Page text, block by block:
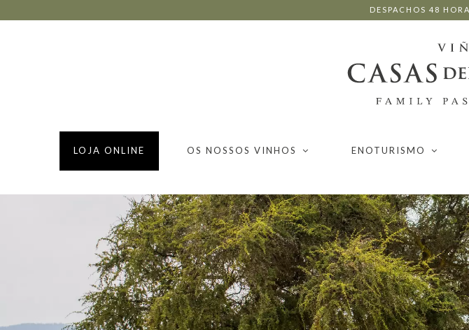
DESPACHOS 48
LOJA ONLINE OS NOSSOS VINHOS ENOTURISMO